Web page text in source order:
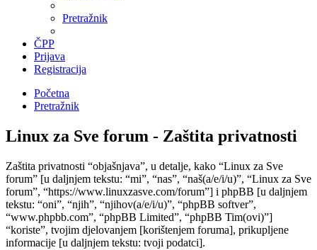
Pretražnik
ČPP
Prijava
Registracija
Početna
Pretražnik
Linux za Sve forum - Zaštita privatnosti
Zaštita privatnosti “objašnjava”, u detalje, kako “Linux za Sve
forum” [u daljnjem tekstu: “mi”, “nas”, “naš(a/e/i/u)”, “Linux za Sve
forum”, “https://www.linuxzasve.com/forum”] i phpBB [u daljnjem
tekstu: “oni”, “njih”, “njihov(a/e/i/u)”, “phpBB softver”,
“www.phpbb.com”, “phpBB Limited”, “phpBB Tim(ovi)”]
“koriste”, tvojim djelovanjem [korištenjem foruma], prikupljene
informacije [u daljnjem tekstu: tvoji podatci].